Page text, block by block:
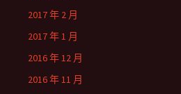
2017 年 2 月
2017 年 1 月
2016 年 12 月
2016 年 11 月